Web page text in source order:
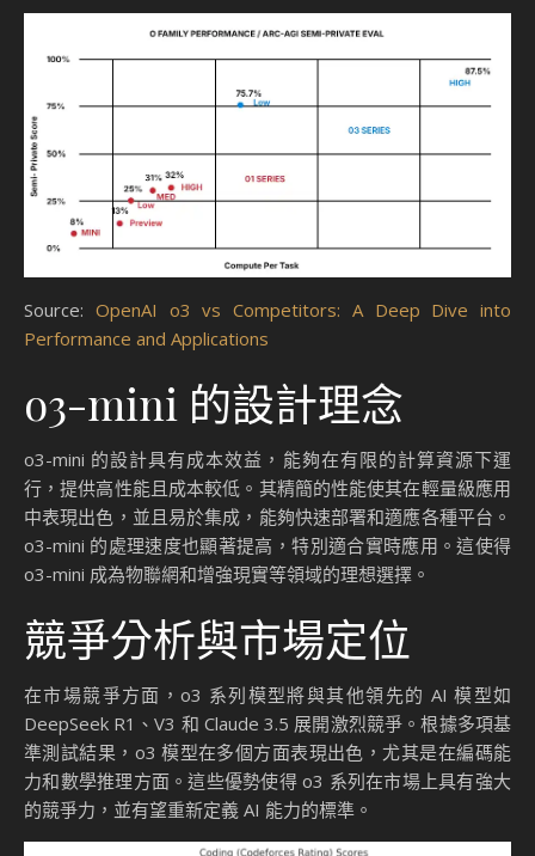
Source: OpenAI o3 vs Competitors: A Deep Dive into
Performance and Applications
o3-mini 的設計理念
o3-mini 的設計具有成本效益，能夠在有限的計算資源下運
行，提供高性能且成本較低。其精簡的性能使其在輕量級應用
中表現出色，並且易於集成，能夠快速部署和適應各種平台。
o3-mini 的處理速度也顯著提高，特別適合實時應用。這使得
o3-mini 成為物聯網和增強現實等領域的理想選擇。
競爭分析與市場定位
在市場競爭方面，o3 系列模型將與其他領先的 AI 模型如
DeepSeek R1、V3 和 Claude 3.5 展開激烈競爭。根據多項基
準測試結果，o3 模型在多個方面表現出色，尤其是在編碼能
力和數學推理方面。這些優勢使得 o3 系列在市場上具有強大
的競爭力，並有望重新定義 AI 能力的標準。